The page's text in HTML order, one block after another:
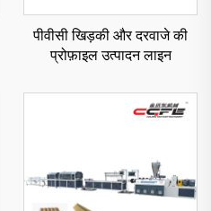
पीवीसी खिड़की और दरवाजे की
प्रोफ़ाइल उत्पादन लाइन